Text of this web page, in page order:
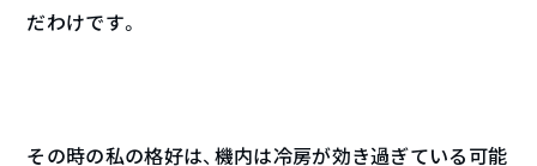
だわけです。
その時の私の格好は、機内は冷房が効き過ぎている可能